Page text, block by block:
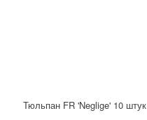
Тюльпан FR 'Neglige' 10 штук